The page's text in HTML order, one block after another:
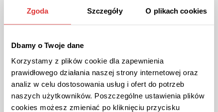
Zgoda Szczegóły O plikach cookies
Dbamy o Twoje dane
Korzystamy z plików cookie dla zapewnienia
prawidłowego działania naszej strony internetowej oraz
analiz w celu dostosowania usług i ofert do potrzeb
naszych użytkowników. Poszczególne ustawienia plików
cookies możesz zmieniać po kliknięciu przycisku
Einzelheiten zu den Rabatten
Aktuelle Sonderangebote:
Alle Gutscheine: